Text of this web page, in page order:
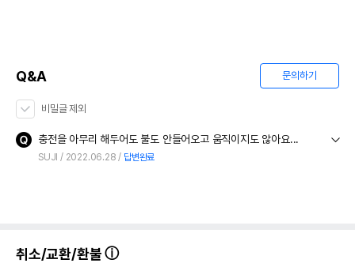
Q&A 문의하기
비밀글 제외
충전을 아무리 해두어도 불도 안들어오고 움직이지도 않아요...
SUJI 2022.06.28 답변완료
취소/교환/환불